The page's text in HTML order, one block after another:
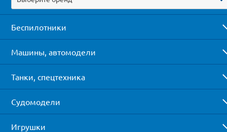
Беспилотники
Машины, автомодели
Танки, спецтехника
Судомодели
Игрушки